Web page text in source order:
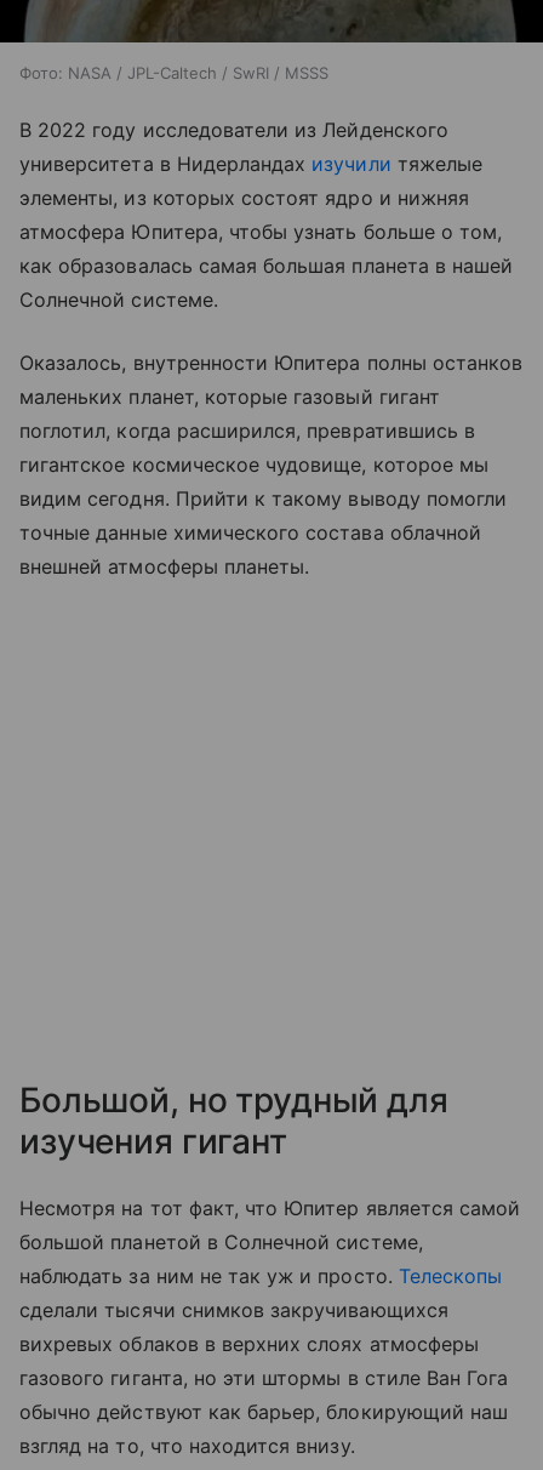
Фото: NASA / JPL-Caltech / SwRI / MSSS
В 2022 году исследователи из Лейденского
университета в Нидерландах изучили тяжелые
элементы, из которых состоят ядро ​​и нижняя
атмосфера Юпитера, чтобы узнать больше о том,
как образовалась самая большая планета в нашей
Солнечной системе.
Оказалось, внутренности Юпитера полны останков
маленьких планет, которые газовый гигант
поглотил, когда расширился, превратившись в
гигантское космическое чудовище, которое мы
видим сегодня. Прийти к такому выводу помогли
точные данные химического состава облачной
внешней атмосферы планеты.
Большой, но трудный для
изучения гигант
Несмотря на тот факт, что Юпитер является самой
большой планетой в Солнечной системе,
наблюдать за ним не так уж и просто. Телескопы
сделали тысячи снимков закручивающихся
вихревых облаков в верхних слоях атмосферы
газового гиганта, но эти штормы в стиле Ван Гога
обычно действуют как барьер, блокирующий наш
взгляд на то, что находится внизу.